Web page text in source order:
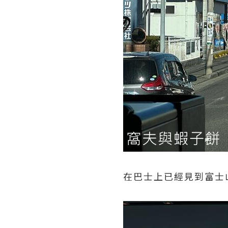
在巴士上已經見到富士